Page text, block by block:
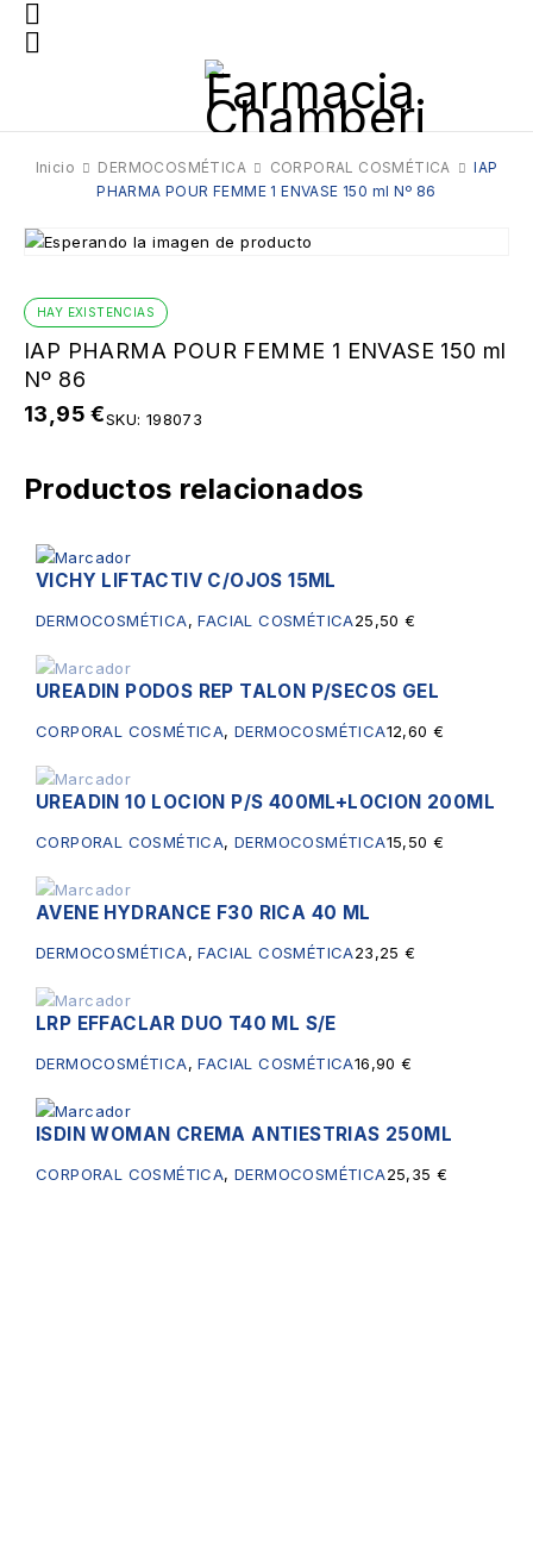
Inicio DERMOCOSMÉTICA CORPORAL COSMÉTICA
IAP
PHARMA POUR FEMME 1 ENVASE 150 ml Nº 86
HAY EXISTENCIAS
IAP PHARMA POUR FEMME 1 ENVASE 150 ml
Nº 86
13,95€SKU: 198073
Productos relacionados
VICHY LIFTACTIV C/OJOS 15ML
DERMOCOSMÉTICA,FACIAL COSMÉTICA25,50€
Sin existencias
UREADIN PODOS REP TALON P/SECOS GEL
CORPORAL COSMÉTICA,DERMOCOSMÉTICA12,60€
Sin existencias
UREADIN 10 LOCION P/S 400ML+LOCION 200ML
CORPORAL COSMÉTICA,DERMOCOSMÉTICA15,50€
Sin existencias
AVENE HYDRANCE F30 RICA 40 ML
DERMOCOSMÉTICA,FACIAL COSMÉTICA23,25€
Sin existencias
LRP EFFACLAR DUO T40 ML S/E
DERMOCOSMÉTICA,FACIAL COSMÉTICA16,90€
ISDIN WOMAN CREMA ANTIESTRIAS 250ML
CORPORAL COSMÉTICA,DERMOCOSMÉTICA25,35€